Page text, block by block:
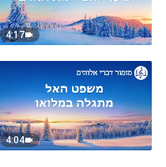
4:17
4:04